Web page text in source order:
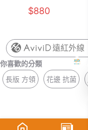
$880
遠紅外線
你喜歡的分類
長版 方領
花邊 抗菌